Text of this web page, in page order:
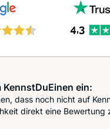
ein:
dass noch nicht auf
direkt eine Bewertung